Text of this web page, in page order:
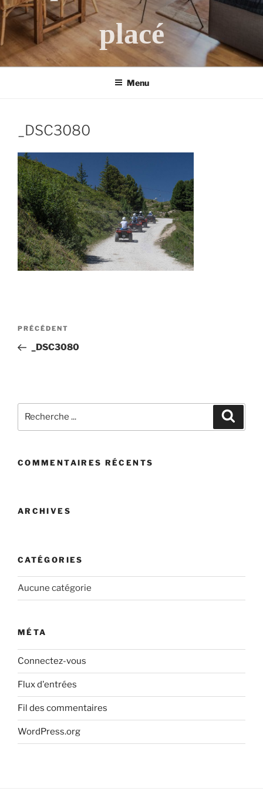
placé
Menu
_DSC3080
Post
Article
précédent
PRÉCÉDENT
_DSC3080
COMMENTAIRES RÉCENTS
ARCHIVES
CATÉGORIES
Aucune catégorie
MÉTA
Connectez-vous
Flux d'entrées
Fil des commentaires
WordPress.org